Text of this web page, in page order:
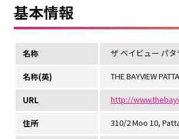
基本情報
名称 ザ ベイビュー パタ
名称(英) THE BAYVIEW
URL http://
住所 310/2 Moo 10,